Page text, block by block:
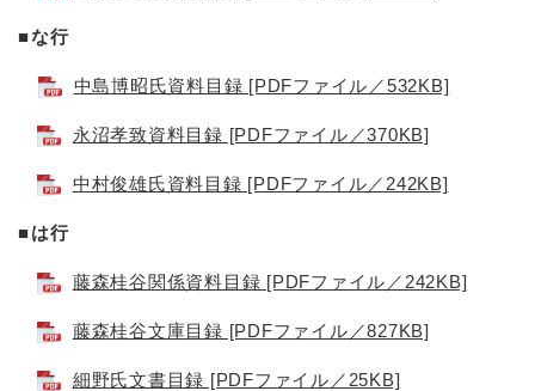
■な行
中島博昭氏資料目録 [PDFファイル／532KB]
永沼孝致資料目録 [PDFファイル／370KB]
中村俊雄氏資料目録 [PDFファイル／242KB]
■は行
藤森桂谷関係資料目録 [PDFファイル／242KB]
藤森桂谷文庫目録 [PDFファイル／827KB]
細野氏文書目録 [PDFファイル／25KB]